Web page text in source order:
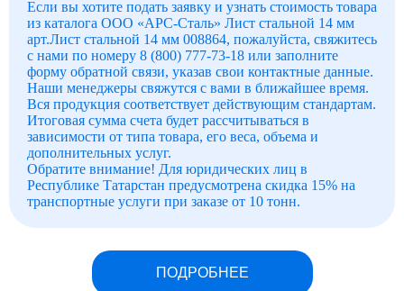
Если вы хотите подать заявку и узнать стоимость товара
из каталога ООО «АРС-Сталь» Лист стальной 14 мм
арт.Лист стальной 14 мм 008864, пожалуйста, свяжитесь
с нами по номеру 8 (800) 777-73-18 или заполните
форму обратной связи, указав свои контактные данные.
Наши менеджеры свяжутся с вами в ближайшее время.
Вся продукция соответствует действующим стандартам.
Итоговая сумма счета будет рассчитываться в
зависимости от типа товара, его веса, объема и
дополнительных услуг.
Обратите внимание! Для юридических лиц в
Республике Татарстан предусмотрена скидка 15% на
транспортные услуги при заказе от 10 тонн.
ПОДРОБНЕЕ